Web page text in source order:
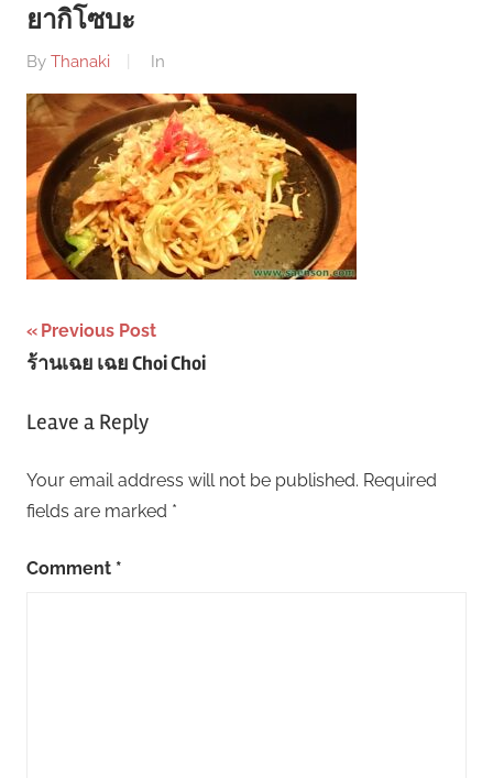
ยากิโซบะ
By Thanaki In
Post
navigation
Previous Post
ร้านเฉย เฉย Choi Choi
Leave a Reply
Your email address will not be published. Required
fields are marked *
Comment *